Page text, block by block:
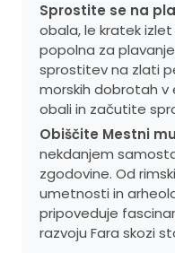
Sprostite se na
obala, le kratek
popolna za
sprostitev na zlati
morskih dobrotah v
obali in začutite
Obiščite Mestni
nekdanjem
zgodovine. Od
umetnosti in
pripoveduje
razvoju Fara skozi